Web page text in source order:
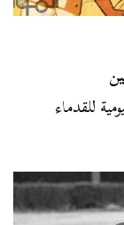
للقدماء